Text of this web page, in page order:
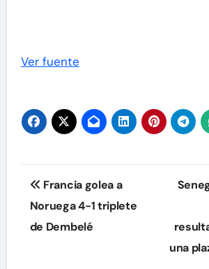
Ver fuente
Navegación
de
entradas
Francia golea a
Noruega 4-1 triplete
de Dembelé
una